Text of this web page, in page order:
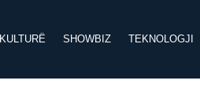
KULTURË SHOWBIZ TEKNOLOGJI